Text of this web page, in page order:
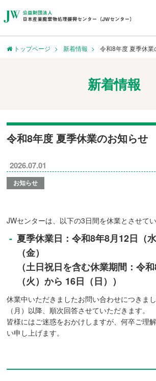
トップページ 新着情報 令和8年度 夏季休業
新着情報
令和8年度 夏季休業のお知らせ
2026.07.01
お知らせ
JWセンターは、以下の3日間を休業とさせてい
夏季休業日：令和8年8月12日（
（金）
（土日祝日を含む休業期間：令
（火）から 16日（日））
休業中いただきましたお問い合わせにつきま
（月）以降、順次回答させていただきます。
皆様にはご迷惑をおかけしますが、何卒ご理
い申し上げます。